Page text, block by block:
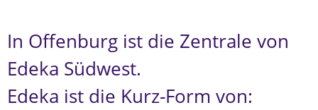
In Offenburg ist die Zentrale von
Edeka Südwest.
Edeka ist die Kurz-Form von: